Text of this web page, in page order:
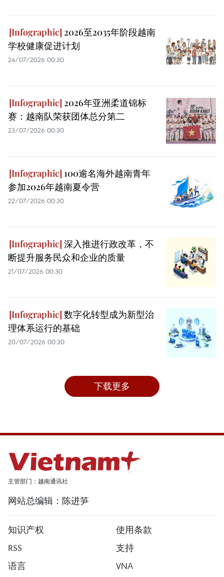
2026至2035年阶段越南
学校健康促进计划
24/07/2026 00:30
2026年亚洲柔道锦标
赛：越南队荣获团体总分第二
23/07/2026 00:30
100逾名海外越南青年
参加2026年越南夏令营
22/07/2026 00:30
深入推进行政改革，不
断提升服务民众和企业的质量
21/07/2026 00:30
数字化转型成为新型治
理体系运行的基础
20/07/2026 00:30
下载更多
主管部门：越南通讯社
网站总编辑：陈进笋
知识产权
使用条款
RSS
支持
语言
VNA